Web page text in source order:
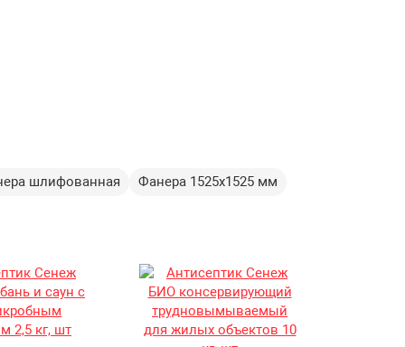
шлифованная Фанера 1525х1525 мм